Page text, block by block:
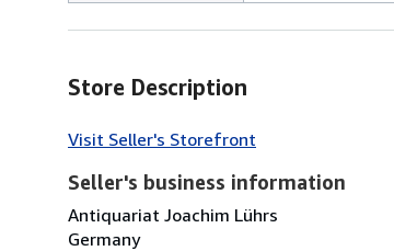
Store Description
Visit Seller's Storefront
Seller's business information
Antiquariat Joachim Lührs
Germany